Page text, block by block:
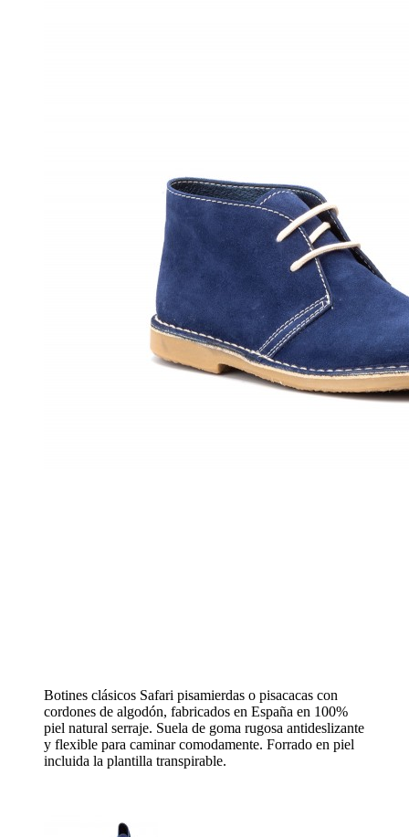
Botines clásicos Safari pisamierdas o pisacacas con
cordones de algodón, fabricados en España en 100%
piel natural serraje. Suela de goma rugosa antideslizante
y flexible para caminar comodamente. Forrado en piel
incluida la plantilla transpirable.